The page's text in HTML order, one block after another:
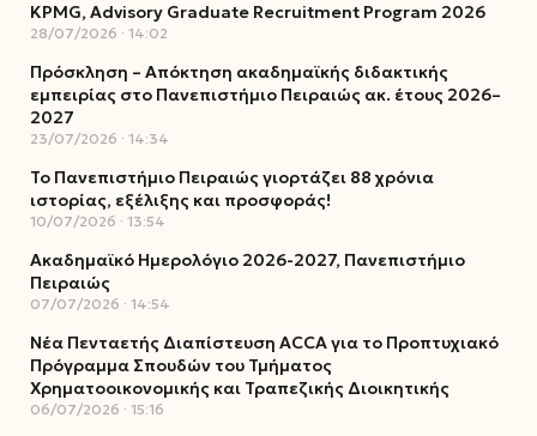
KPMG, Advisory Graduate Recruitment Program 2026
28/07/2026 14:02
Πρόσκληση – Απόκτηση ακαδημαϊκής διδακτικής
εμπειρίας στο Πανεπιστήμιο Πειραιώς ακ. έτους 2026–
2027
23/07/2026 14:34
Το Πανεπιστήμιο Πειραιώς γιορτάζει 88 χρόνια
ιστορίας, εξέλιξης και προσφοράς!
10/07/2026 13:54
Ακαδημαϊκό Ημερολόγιο 2026-2027, Πανεπιστήμιο
Πειραιώς
07/07/2026 14:54
Νέα Πενταετής Διαπίστευση ACCA για το Προπτυχιακό
Πρόγραμμα Σπουδών του Τμήματος
Χρηματοοικονομικής και Τραπεζικής Διοικητικής
06/07/2026 15:16